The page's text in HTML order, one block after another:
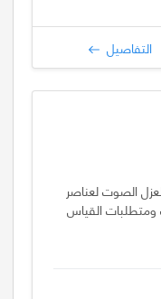
التفاصيل
الصوت لعناصر
ومتطلبات القياس